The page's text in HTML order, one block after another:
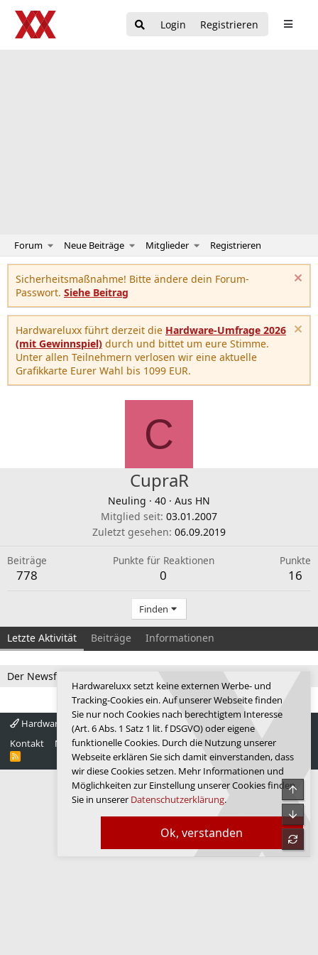
Login Registrieren
Forum Neue Beiträge Mitglieder Registrieren
Sicherheitsmaßnahme! Bitte ändere dein Forum-
Passwort. Siehe Beitrag
Hardwareluxx führt derzeit die Hardware-Umfrage 2026
(mit Gewinnspiel) durch und bittet um eure Stimme.
Unter allen Teilnehmern verlosen wir eine aktuelle
Grafikkarte Eurer Wahl bis 1099 EUR.
C
CupraR
Neuling · 40 · Aus HN
Mitglied seit 03.01.2007
Zuletzt gesehen 06.09.2019
Beiträge
778
Punkte für Reaktionen
0
Punkte
16
Finden
Letzte Aktivität Beiträge Informationen
Der Newsfeed ist zur Zeit leer.
Hardwareluxx 4.0
Deutsch
Kontakt
Nutzungsbedingungen Datenschutz Hilfe Startseite
R
Ok, verstanden
Hardwareluxx setzt keine externen Werbe- und
Tracking-Cookies ein. Auf unserer Webseite finden
Sie nur noch Cookies nach berechtigtem Interesse
(Art. 6 Abs. 1 Satz 1 lit. f DSGVO) oder eigene
funktionelle Cookies. Durch die Nutzung unserer
Webseite erklären Sie sich damit einverstanden, dass
wir diese Cookies setzen. Mehr Informationen und
Möglichkeiten zur Einstellung unserer Cookies finden
Sie in unserer Datenschutzerklärung.